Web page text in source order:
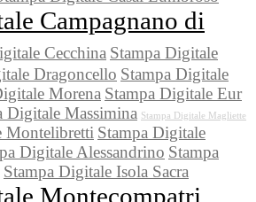
Campagnano di
Cecchina Stampa Digitale
Dragoncello Stampa Digitale
Morena Stampa Digitale Eur
Digitale Massimina Stampa Digitale Magliette
Montelibretti Stampa Digitale
Digitale Alessandrino Stampa
Stampa Digitale Isola Sacra
Montecompatri